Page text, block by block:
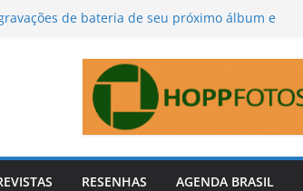
de bateria de seu próximo álbum e
digitais
do War Metal: Banda Holocausto celebra 40
sonora e o Dia do Heavy Metal Mineiro
homenagem ao clássico do Horror Suspiria
videoclip para a nova versão de ‘The
RESENHAS AGENDA BRASIL